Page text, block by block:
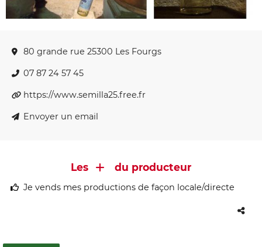
80 grande rue 25300 Les Fourgs
07 87 24 57 45
https://www.semilla25.free.fr
Envoyer un email
Les du producteur
Je vends mes productions de façon locale/directe